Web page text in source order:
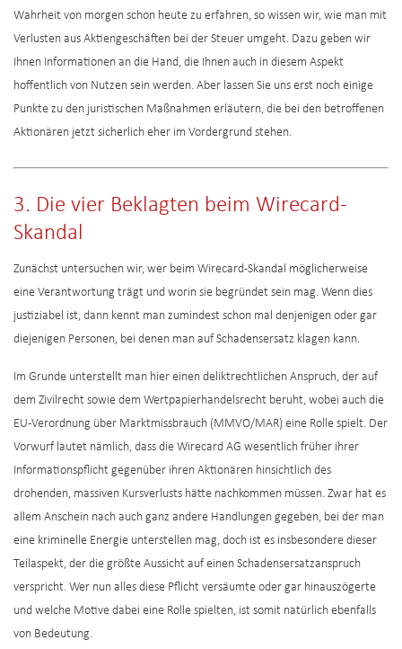
Wahrheit von morgen schon heute zu erfahren, so wissen wir, wie man mit
Verlusten aus Aktiengeschäften bei der Steuer umgeht. Dazu geben wir
Ihnen Informationen an die Hand, die Ihnen auch in diesem Aspekt
hoffentlich von Nutzen sein werden. Aber lassen Sie uns erst noch einige
Punkte zu den juristischen Maßnahmen erläutern, die bei den betroffenen
Aktionären jetzt sicherlich eher im Vordergrund stehen.
3. Die vier Beklagten beim Wirecard-
Skandal
Zunächst untersuchen wir, wer beim Wirecard-Skandal möglicherweise
eine Verantwortung trägt und worin sie begründet sein mag. Wenn dies
justiziabel ist, dann kennt man zumindest schon mal denjenigen oder gar
diejenigen Personen, bei denen man auf Schadensersatz klagen kann.
Im Grunde unterstellt man hier einen deliktrechtlichen Anspruch, der auf
dem Zivilrecht sowie dem Wertpapierhandelsrecht beruht, wobei auch die
EU-Verordnung über Marktmissbrauch (MMVO/MAR) eine Rolle spielt. Der
Vorwurf lautet nämlich, dass die Wirecard AG wesentlich früher ihrer
Informationspflicht gegenüber ihren Aktionären hinsichtlich des
drohenden, massiven Kursverlusts hätte nachkommen müssen. Zwar hat es
allem Anschein nach auch ganz andere Handlungen gegeben, bei der man
eine kriminelle Energie unterstellen mag, doch ist es insbesondere dieser
Teilaspekt, der die größte Aussicht auf einen Schadensersatzanspruch
verspricht. Wer nun alles diese Pflicht versäumte oder gar hinauszögerte
und welche Motive dabei eine Rolle spielten, ist somit natürlich ebenfalls
von Bedeutung.